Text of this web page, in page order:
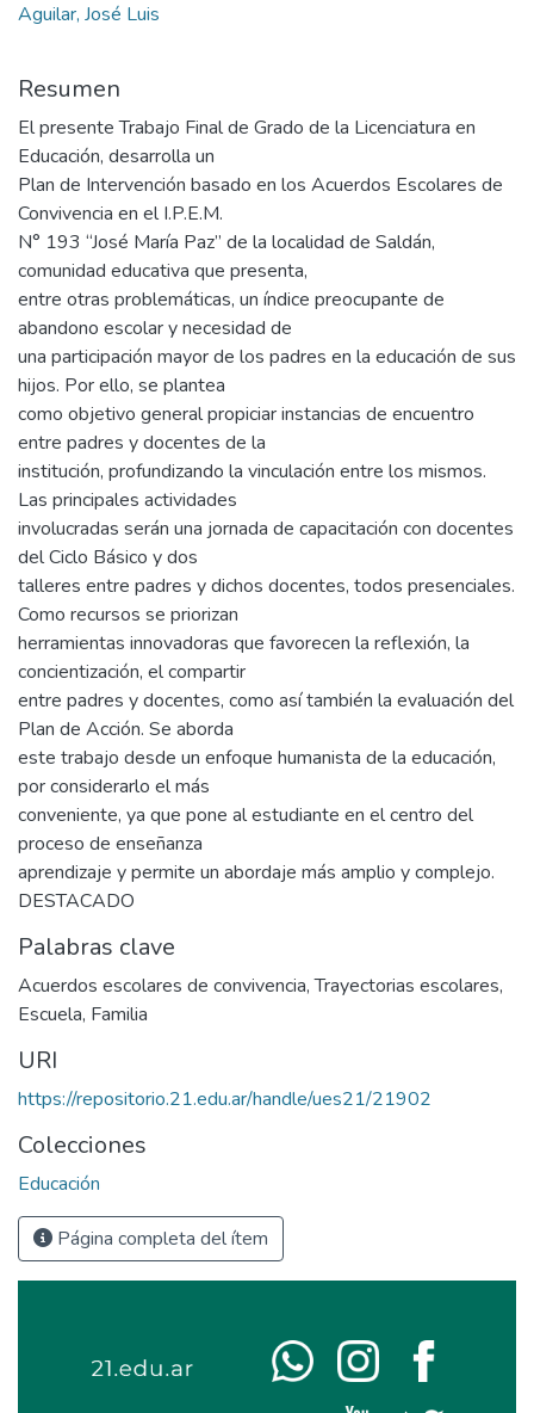
Aguilar, José Luis
Resumen
El presente Trabajo Final de Grado de la Licenciatura en
Educación, desarrolla un
Plan de Intervención basado en los Acuerdos Escolares de
Convivencia en el I.P.E.M.
N° 193 “José María Paz” de la localidad de Saldán,
comunidad educativa que presenta,
entre otras problemáticas, un índice preocupante de
abandono escolar y necesidad de
una participación mayor de los padres en la educación de sus
hijos. Por ello, se plantea
como objetivo general propiciar instancias de encuentro
entre padres y docentes de la
institución, profundizando la vinculación entre los mismos.
Las principales actividades
involucradas serán una jornada de capacitación con docentes
del Ciclo Básico y dos
talleres entre padres y dichos docentes, todos presenciales.
Como recursos se priorizan
herramientas innovadoras que favorecen la reflexión, la
concientización, el compartir
entre padres y docentes, como así también la evaluación del
Plan de Acción. Se aborda
este trabajo desde un enfoque humanista de la educación,
por considerarlo el más
conveniente, ya que pone al estudiante en el centro del
proceso de enseñanza
aprendizaje y permite un abordaje más amplio y complejo.
DESTACADO
Palabras clave
Acuerdos escolares de convivencia,Trayectorias escolares,
Escuela, Familia
URI
https://repositorio.21.edu.ar/handle/ues21/21902
Colecciones
Educación
Página completa del ítem